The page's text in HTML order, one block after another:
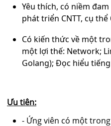
Yêu thích, có niềm
phát triển CNTT, cụ
Có kiến thức về một
một lợi thế: Network;
Golang); Đọc hiểu
Ưu tiên:
- Ứng viên có một